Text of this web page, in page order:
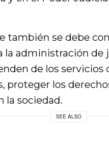
también se debe
la administración de
de los servicios
proteger los
la sociedad.
SEE ALSO